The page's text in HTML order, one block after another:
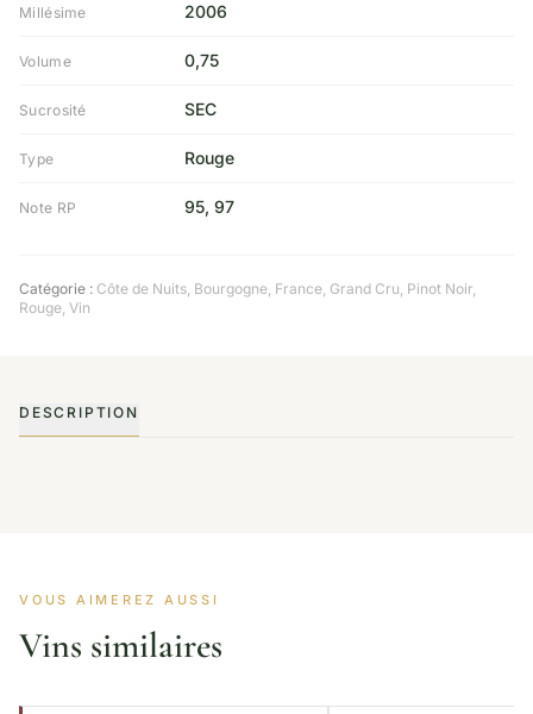
Millésime 2006
Volume 0,75
Sucrosité SEC
Type Rouge
Note RP 95, 97
Catégorie : Côte de Nuits, Bourgogne, France, Grand Cru, Pinot Noir,
Rouge, Vin
DESCRIPTION
VOUS AIMEREZ AUSSI
Vins similaires